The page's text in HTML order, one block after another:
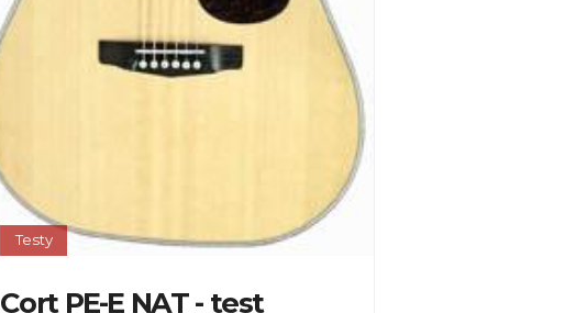
Testy
Cort PE-E NAT - test